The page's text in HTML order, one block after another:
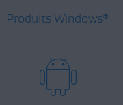
Produits Windows®